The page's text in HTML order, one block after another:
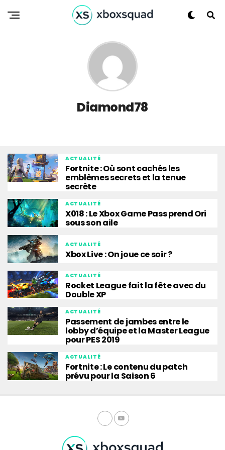
Diamond78
ACTUALITÉ
Fortnite : Où sont cachés les
emblèmes secrets et la tenue
secrète
ACTUALITÉ
X018 : Le Xbox Game Pass prend Ori
sous son aile
ACTUALITÉ
Xbox Live : On joue ce soir ?
ACTUALITÉ
Rocket League fait la fête avec du
Double XP
ACTUALITÉ
Passement de jambes entre le
lobby d’équipe et la Master League
pour PES 2019
ACTUALITÉ
Fortnite : Le contenu du patch
prévu pour la Saison 6